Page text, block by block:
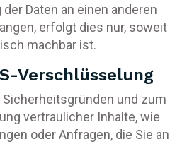
Daten an einen anderen
erfolgt dies nur, soweit
machbar ist.
Verschlüsselung
und zum
vertraulicher Inhalte, wie
oder Anfragen, die Sie an